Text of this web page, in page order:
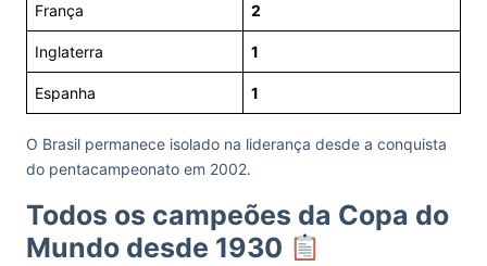
França 2
Inglaterra 1
Espanha 1
O Brasil permanece isolado na liderança desde a conquista
do pentacampeonato em 2002.
Todos os campeões da Copa do
Mundo desde 1930